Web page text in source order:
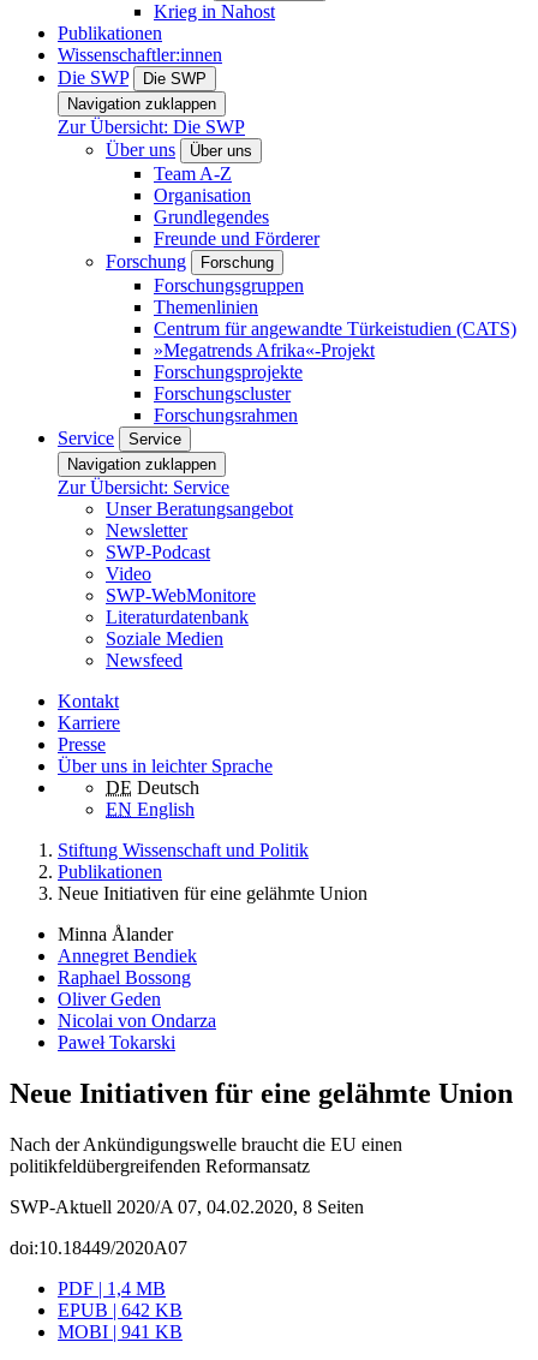
Krieg in Nahost
Publikationen
Wissenschaftler:innen
Die SWP
Die SWP
Navigation zuklappen
Zur Übersicht: Die SWP
Über uns
Über uns
Team A-Z
Organisation
Grundlegendes
Freunde und Förderer
Forschung
Forschung
Forschungsgruppen
Themenlinien
Centrum für angewandte Türkeistudien (CATS)
»Megatrends Afrika«-Projekt
Forschungsprojekte
Forschungscluster
Forschungsrahmen
Service
Service
Navigation zuklappen
Zur Übersicht: Service
Unser Beratungsangebot
Newsletter
SWP-Podcast
Video
SWP-WebMonitore
Literaturdatenbank
Soziale Medien
Newsfeed
Kontakt
Karriere
Presse
Über uns in leichter Sprache
DE Deutsch
EN English
Stiftung Wissenschaft und Politik
Publikationen
Neue Initiativen für eine gelähmte Union
Minna Ålander
Annegret Bendiek
Raphael Bossong
Oliver Geden
Nicolai von Ondarza
Paweł Tokarski
Neue Initiativen für eine gelähmte Union
Nach der Ankündigungswelle braucht die EU einen
politikfeldübergreifenden Reformansatz
SWP-Aktuell 2020/A 07, 04.02.2020, 8 Seiten
doi:10.18449/2020A07
PDF | 1,4 MB
EPUB | 642 KB
MOBI | 941 KB